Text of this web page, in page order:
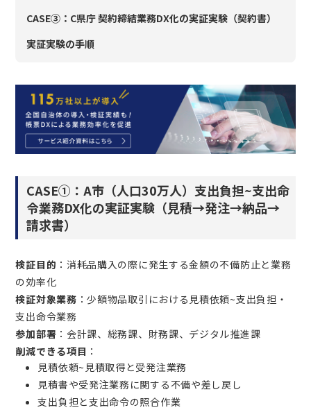
CASE③：C県庁 契約締結業務DX化の実証実験（契約書）
実証実験の手順
CASE①：A市（人口30万人）支出負担~支出命
令業務DX化の実証実験（見積→発注→納品→
請求書）
検証目的 ：消耗品購入の際に発生する金額の不備防止と業務
の効率化
検証対象業務 ：少額物品取引における見積依頼~支出負担・
支出命令業務
参加部署 ：会計課、総務課、財務課、デジタル推進課
削減できる項目 ：
見積依頼~見積取得と受発注業務
見積書や受発注業務に関する不備や差し戻し
支出負担と支出命令の照合作業